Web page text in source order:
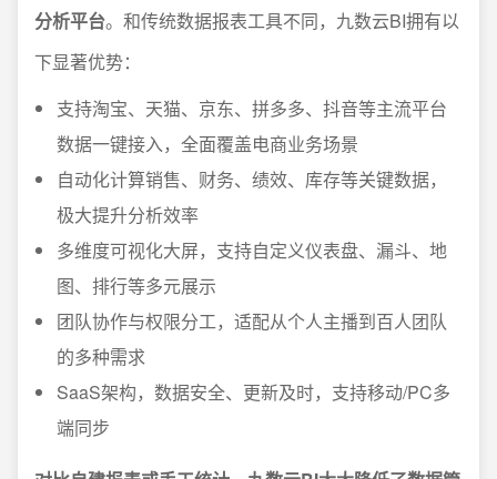
分析平台。和传统数据报表工具不同，九数云BI拥有以
下显著优势：
支持淘宝、天猫、京东、拼多多、抖音等主流平台
数据一键接入，全面覆盖电商业务场景
自动化计算销售、财务、绩效、库存等关键数据，
极大提升分析效率
多维度可视化大屏，支持自定义仪表盘、漏斗、地
图、排行等多元展示
团队协作与权限分工，适配从个人主播到百人团队
的多种需求
SaaS架构，数据安全、更新及时，支持移动/PC多
端同步